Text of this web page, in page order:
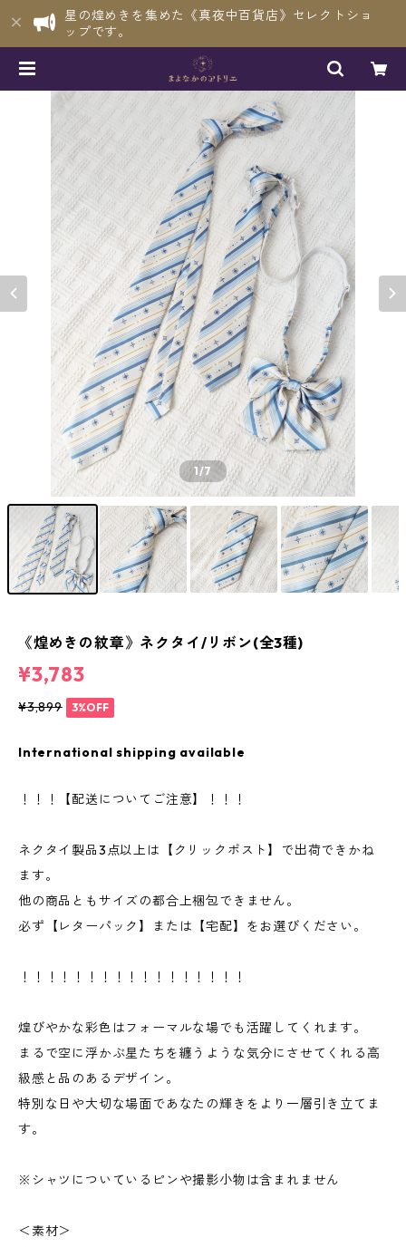
星の煌めきを集めた《真夜中百貨店》セレクトショ
ップです。
1/7
《煌めきの紋章》ネクタイ/リボン(全3種)
¥3,783
¥3,899 3%OFF
International shipping available
！！！【配送についてご注意】！！！
ネクタイ製品3点以上は【クリックポスト】で出荷できかね
ます。
他の商品ともサイズの都合上梱包できません。
必ず【レターパック】または【宅配】をお選びください。
！！！！！！！！！！！！！！！！！
煌びやかな彩色はフォーマルな場でも活躍してくれます。
まるで空に浮かぶ星たちを纏うような気分にさせてくれる高
級感と品のあるデザイン。
特別な日や大切な場面であなたの輝きをより一層引き立てま
す。
※シャツについているピンや撮影小物は含まれません
＜素材＞